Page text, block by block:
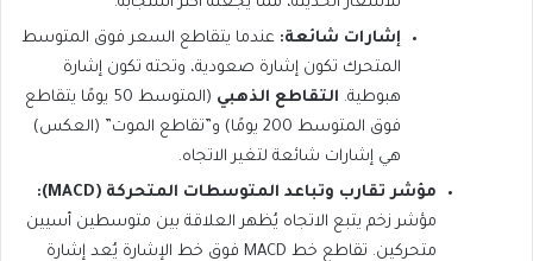
إشارات شائعة: عندما يتقاطع السعر فوق المتوسط
المتحرك تكون إشارة صعودية، وتحته تكون إشارة
هبوطية. التقاطع الذهبي
(المتوسط 50 يومًا يتقاطع
فوق المتوسط 200 يومًا) و”تقاطع الموت” (العكس)
هي إشارات شائعة لتغير الاتجاه.
مؤشر تقارب وتباعد المتوسطات المتحركة (MACD):
مؤشر زخم يتبع الاتجاه يُظهر العلاقة بين متوسطين أسيين
متحركين. تقاطع خط MACD فوق خط الإشارة يُعد إشارة